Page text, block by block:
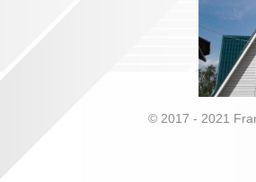
© 2017 - 2021